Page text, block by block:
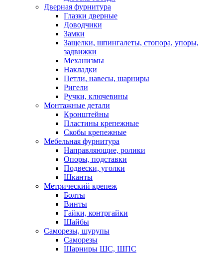
Дверная фурнитура
Глазки дверные
Доводчики
Замки
Защелки, шпингалеты, стопора, упоры,
задвижки
Механизмы
Накладки
Петли, навесы, шарниры
Ригели
Ручки, ключевины
Монтажные детали
Кронштейны
Пластины крепежные
Скобы крепежные
Мебельная фурнитура
Направляющие, ролики
Опоры, подставки
Подвески, уголки
Шканты
Метрический крепеж
Болты
Винты
Гайки, контргайки
Шайбы
Саморезы, шурупы
Саморезы
Шарниры ШС, ШПС